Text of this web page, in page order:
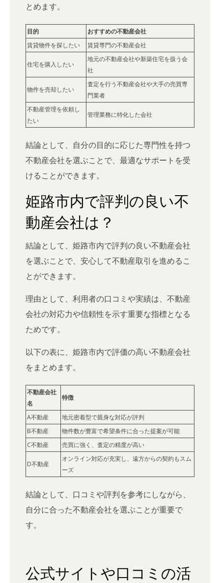
とめます。
目的
おすすめの不動産会社
賃貸物件を探したい
賃貸専門の不動産会社
住宅を購入したい
地元の不動産会社や新築住宅を扱う会
社
物件を売却したい
査定を行う不動産会社や大手の売買専
門業者
不動産管理を依頼し
たい
管理業務に特化した会社
結論として、自分の目的に応じた専門性を持つ
不動産会社を選ぶことで、最適なサポートを受
けることができます。
姫路市内で評判の良い不
動産会社は？
結論として、姫路市内で評判の良い不動産会社
を選ぶことで、安心して不動産取引を進めるこ
とができます。
理由として、利用者の口コミや実績は、不動産
会社の対応力や信頼性を示す重要な指標となる
ためです。
以下の表に、姫路市内で評価の高い不動産会社
をまとめます。
不動産会社
名
特徴
A不動産
地元密着型で親身な対応が評判
B不動産
物件数が豊富で希望条件に合った提案が可能
C不動産
売買に強く、査定の精度が高い
D不動産
オンライン対応が充実し、遠方からの契約もスム
ーズ
結論として、口コミや評判を参考にしながら、
自分に合った不動産会社を選ぶことが重要で
す。
公式サイトや口コミの活